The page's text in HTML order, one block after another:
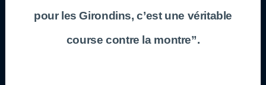
pour les Girondins, c’est une véritable
course contre la montre”.